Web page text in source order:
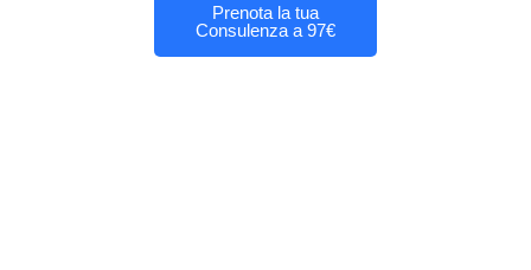
Prenota la tua
Consulenza a 97€